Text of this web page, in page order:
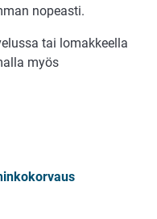
nopeasti.
tai lomakkeella
myös